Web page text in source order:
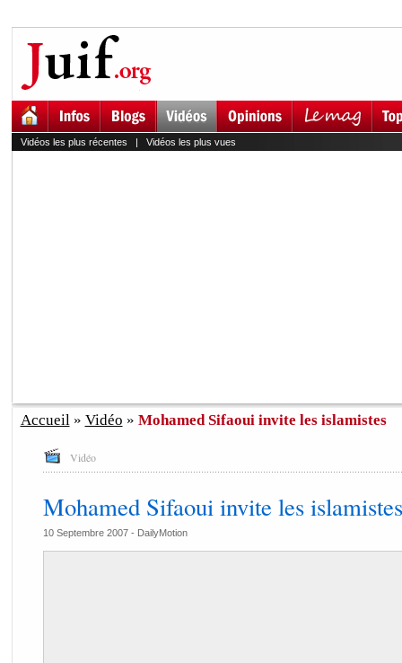
Vidéos les plus récentes | Vidéos les plus vues
Accueil» Vidéo » Mohamed Sifaoui invite les islamistes
Vidéo
Mohamed Sifaoui invite les islamistes
10 Septembre 2007 - DailyMotion